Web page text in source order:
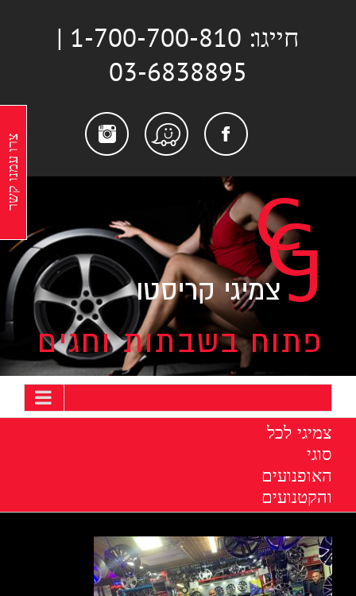
חייגו: 1-700-700-810 |
03-6838895
Facebook
Waze
צמיגי לכל
סוגי
האופנועים
והקטנועים
צרו עמנו קשר